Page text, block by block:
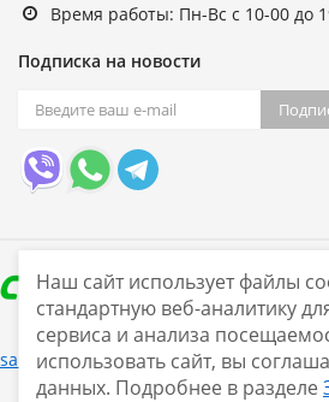
Время работы: Пн-Вс с 10-00 до
Подписка на новости
sale@smarine.shop2026Нашли ошибку?
Наш сайт использует файлы
стандартную веб-аналитику
сервиса и анализа
использовать сайт, вы
данных. Подробнее в разделе